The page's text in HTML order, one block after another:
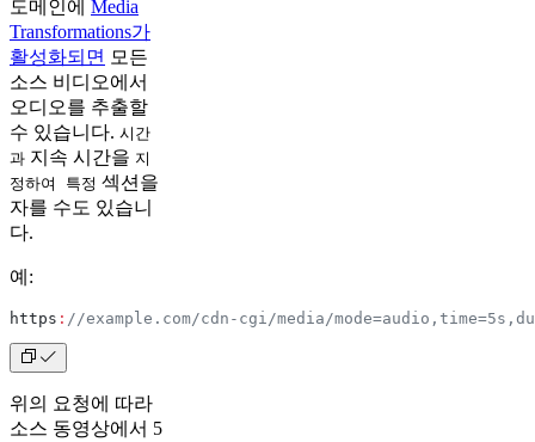
도메인에 Media
Transformations가
활성화되면 모든
소스 비디오에서
오디오를 추출할
수 있습니다. 시간
과 지속 시간을 지
정하여 특정 섹션을
자를 수도 있습니
다.
예:
https : //example.com/cdn-cgi/media/
위의 요청에 따라
소스 동영상에서 5